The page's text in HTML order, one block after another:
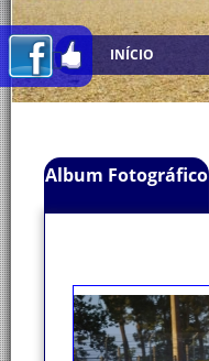
INÍCIO
Album Fotográfico